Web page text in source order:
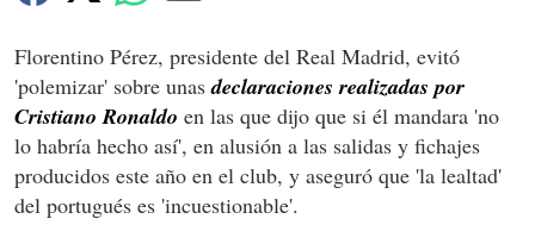
Florentino Pérez, presidente del Real Madrid, evitó
'polemizar' sobre unasdeclaraciones realizadas por
Cristiano Ronaldo en las que dijo que si él mandara 'no
lo habría hecho así', en alusión a las salidas y fichajes
producidos este año en el club, y aseguró que 'la lealtad'
del portugués es 'incuestionable'.